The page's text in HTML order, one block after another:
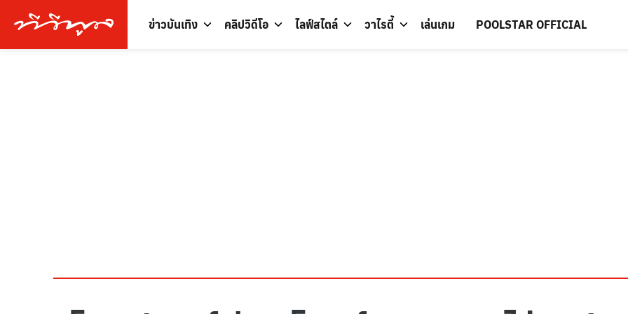
ข่าวบันเทิง คลิปวิดีโอ ไลฟ์สไตล์ วาไรตี้ เล่นเกม POOLSTAR OFFICIAL